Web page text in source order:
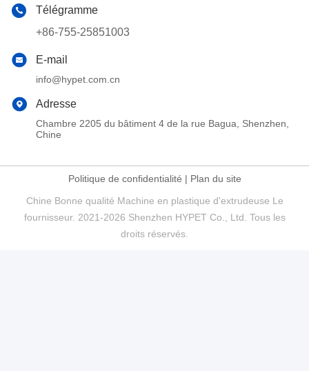
Télégramme
+86-755-25851003
E-mail
info@hypet.com.cn
Adresse
Chambre 2205 du bâtiment 4 de la rue Bagua, Shenzhen,
Chine
Politique de confidentialité | Plan du site
Chine Bonne qualité Machine en plastique d'extrudeuse Le
fournisseur. 2021-2026 Shenzhen HYPET Co., Ltd. Tous les
droits réservés.